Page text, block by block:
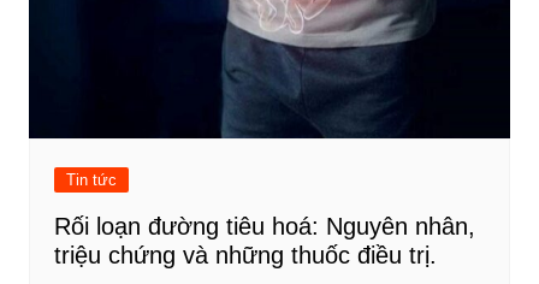
Tin tức
Rối loạn đường tiêu hoá: Nguyên nhân,
triệu chứng và những thuốc điều trị.